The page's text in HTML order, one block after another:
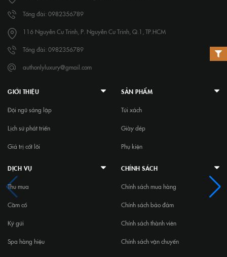
Tổng đài: 0982356789
116 Nguyễn Cư Trinh, P. Nguyễn Cư Trinh, Q.1, TP.HCM
Tổng đài: 0982356789
authonlyluxury@gmail.com
GIỚI THIỆU
Đội ngũ sáng lập
Lịch sử phát triển
Giá trị cốt lõi
SẢN PHẨM
Túi xách
Giày dép
Phụ kiện
DỊCH VỤ
Thu mua
Cầm cố
Ký gửi
Spa hàng hiệu
CHÍNH SÁCH
Chính sách mua hàng
Chính sách bảo đảm
Chính sách thành viên
Chính sách vận chuyển